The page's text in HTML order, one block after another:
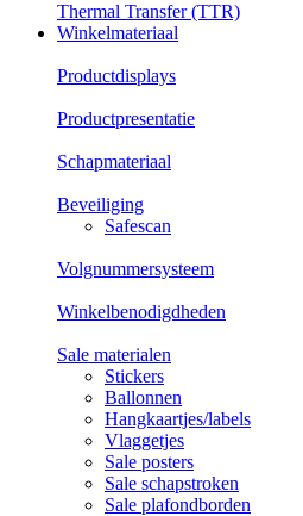
Thermal Transfer (TTR)
Winkelmateriaal
Productdisplays
Productpresentatie
Schapmateriaal
Beveiliging
Safescan
Volgnummersysteem
Winkelbenodigdheden
Sale materialen
Stickers
Ballonnen
Hangkaartjes/labels
Vlaggetjes
Sale posters
Sale schapstroken
Sale plafondborden